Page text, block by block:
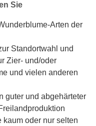
Sie
Arten der
Standortwahl und
Zier- und/oder
und vielen anderen
guter und abgehärteter
kaum oder nur selten